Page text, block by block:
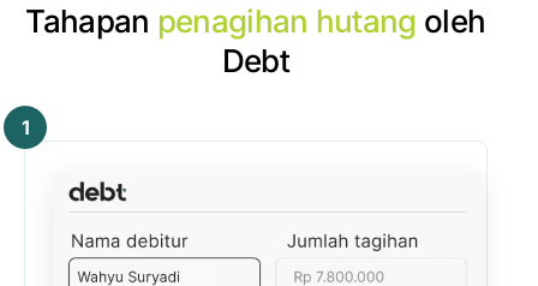
Tahapan penagihan hutang oleh
Debt
1